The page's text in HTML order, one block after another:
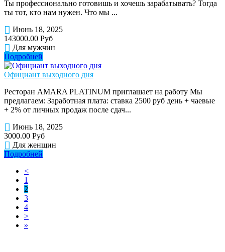
Ты профессионально готовишь и хочешь зарабатывать? Тогда
ты тот, кто нам нужен. Что мы ...
Июнь 18, 2025
143000.00 Руб
Для мужчин
Подробней
Официант выходного дня
Ресторан AMARA PLATINUM приглашает на работу Мы
предлагаем: Заработная плата: ставка 2500 руб день + чаевые
+ 2% от личных продаж после сдач...
Июнь 18, 2025
3000.00 Руб
Для женщин
Подробней
<
1
2
3
4
>
»